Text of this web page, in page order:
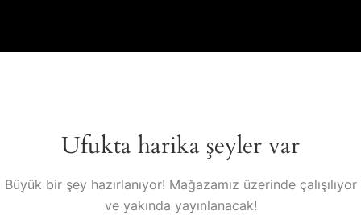
Ufukta harika şeyler var
Büyük bir şey hazırlanıyor! Mağazamız üzerinde çalışılıyor
ve yakında yayınlanacak!